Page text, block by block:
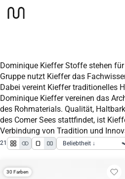
Startseite
Stoffe
Dominique Kieffer Stoffe stehen
Gruppe nutzt Kieffer das
Dabei vereint Kieffer traditionelles
Dominique Kieffer vereinen das
des Rohmaterials. Qualität,
des Comer Sees stattfindet, ist
Verbindung von Tradition und
21
30 Farben